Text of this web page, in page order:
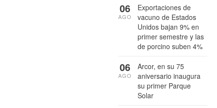
Exportaciones de
vacuno de Estados
Unidos bajan 9% en
primer semestre y las
de porcino suben 4%
06
AGO
Arcor, en su 75
aniversario inaugura
su primer Parque
Solar
06
AGO